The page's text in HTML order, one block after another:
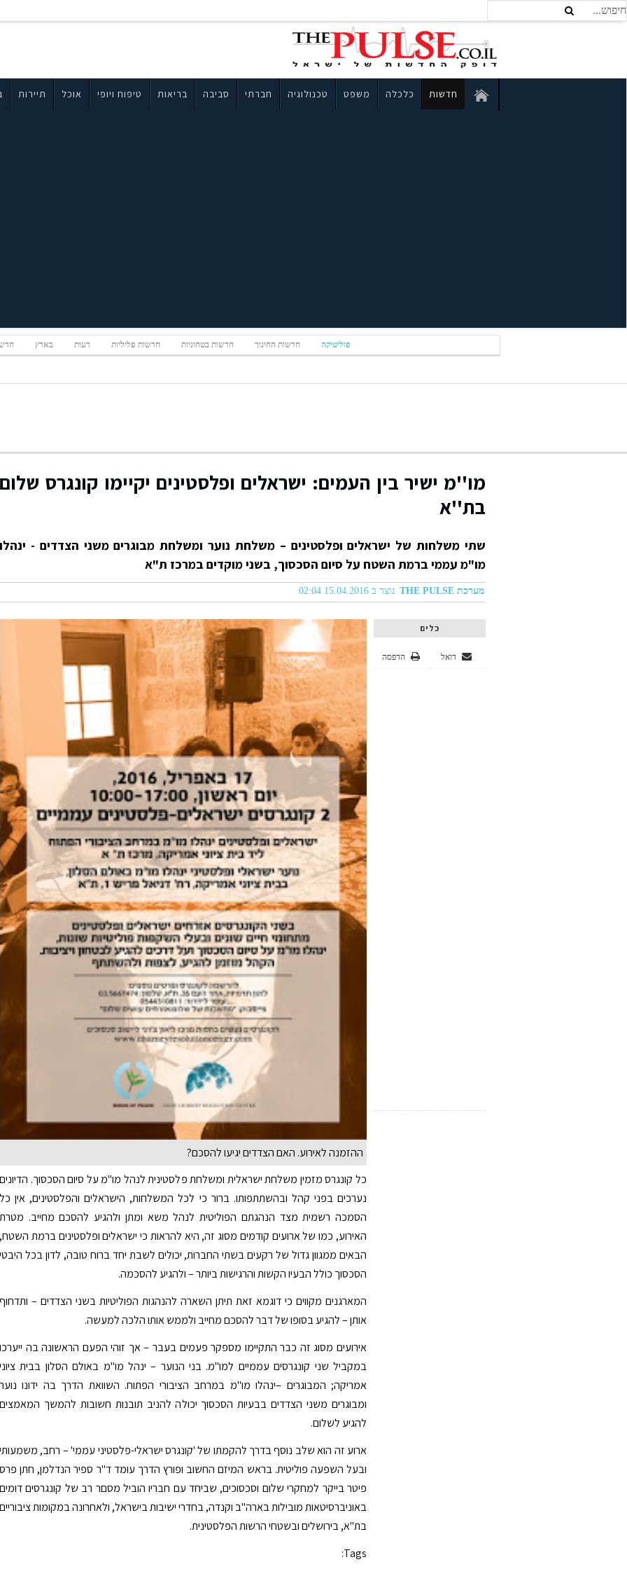
חדשות כלכלה משפט טכנולוגיה חברתי סביבה בריאות טיפוח ויופי אוכל תיירות
פוליטיקה חדשות החינוך חדשות בטחוניות חדשות פליליות דעות בארץ
מו''מ ישיר בין העמים: ישראלים ופלסטינים יקיימו קונגרס שלום
בת''א
שתי משלחות של ישראלים ופלסטינים – משלחת נוער ומשלחת מבוגרים משני הצדדים - ינהלו
מו"מ עממי ברמת השטח על סיום הסכסוך, בשני מוקדים במרכז ת"א
מערכת THE PULSE נוצר ב 15.04.2016 02:04
כלים
הדפסה דואל
ההזמנה לאירוע. האם הצדדים יגיעו להסכם?
כל קונגרס מזמין משלחת ישראלית ומשלחת פלסטינית לנהל מו"מ על סיום הסכסוך. הדיונים
נערכים בפני קהל ובהשתתפותו. ברור כי לכל המשלחות, הישראלים והפלסטינים, אין כל
הסמכה רשמית מצד הנהגתם הפוליטית לנהל משא ומתן ולהגיע להסכם מחייב. מטרת
האירוע, כמו של ארועים קודמים מסוג זה, היא להראות כי ישראלים ופלסטינים ברמת השטח,
הבאים ממגוון גדול של רקעים בשתי החברות, יכולים לשבת יחד ברוח טובה, לדון בכל היבטי
הסכסוך כולל הבעיו הקשות והרגישות ביותר – ולהגיע להסכמה.
המארגנים מקווים כי דוגמא זאת תיתן השארה להנהגות הפוליטיות בשני הצדדים – ותדחוף
אותן – להגיע בסופו של דבר להסכם מחייב ולממש אותו הלכה למעשה.
אירועים מסוג זה כבר התקיימו מספקר פעמים בעבר – אך זוהי הפעם הראשונה בה ייערכו
במקביל שני קונגרסים עממיים למו"מ. בני הנוער – ינהל מו"מ באולם הסלון בבית ציוני
אמריקה; המבוגרים –ינהלו מו"מ במרחב הציבורי הפתוח. השוואת הדרך בה ידונו נוער
ומבוגרים משני הצדדים בבעיות הסכסוך יכולה להניב תובנות חשובות להמשך המאמצים
להגיע לשלום.
ארוע זה הוא שלב נוסף בדרך להקמתו של 'קונגרס ישראלי-פלסטיני עממי' – רחב, משמעותי
ובעל השפעה פוליטית. בראש המיזם החשוב ופורץ הדרך עומד ד"ר ספיר הנדלמן, חתן פרס
פיטר בייקר למחקרי שלום וסכסוכים, שביחד עם חבריו הוביל מסםר רב של קונגרסים דומים
באוניברסיטאות מובילות בארה"ב וקנדה, בחדרי ישיבות בישראל, ולאחרונה במקומות ציבוריים
בת"א, בירושלים ובשטחי הרשות הפלסטינית.
Tags: